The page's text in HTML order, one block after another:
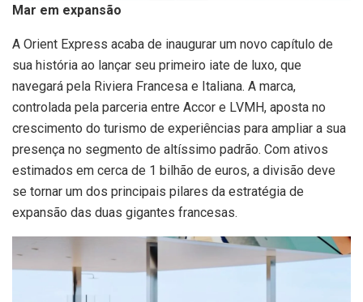
Mar em expansão
A Orient Express acaba de inaugurar um novo capítulo de
sua história ao lançar seu primeiro iate de luxo, que
navegará pela Riviera Francesa e Italiana. A marca,
controlada pela parceria entre Accor e LVMH, aposta no
crescimento do turismo de experiências para ampliar a sua
presença no segmento de altíssimo padrão. Com ativos
estimados em cerca de 1 bilhão de euros, a divisão deve
se tornar um dos principais pilares da estratégia de
expansão das duas gigantes francesas.